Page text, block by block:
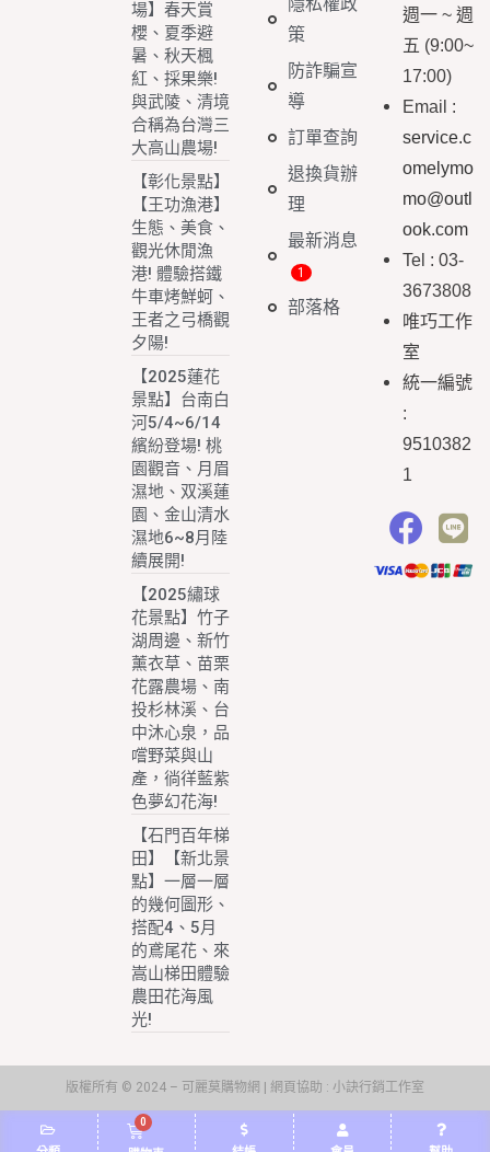
場】春天賞
櫻、夏季避
暑、秋天楓
紅、採果樂!
與武陵、清境
合稱為台灣三
大高山農場!
【彰化景點】
【王功漁港】
生態、美食、
觀光休閒漁
港! 體驗搭鐵
牛車烤鮮蚵、
王者之弓橋觀
夕陽!
【2025蓮花
景點】台南白
河5/4~6/14
繽紛登場! 桃
園觀音、月眉
濕地、双溪蓮
園、金山清水
濕地6~8月陸
續展開!
【2025繡球
花景點】竹子
湖周邊、新竹
薰衣草、苗栗
花露農場、南
投杉林溪、台
中沐心泉，品
嚐野菜與山
產，徜徉藍紫
色夢幻花海!
【石門百年梯
田】【新北景
點】一層一層
的幾何圖形、
搭配4、5月
的鳶尾花、來
嵩山梯田體驗
農田花海風
光!
策
防詐騙宣
導
訂單查詢
退換貨辦
理
最新消息
部落格
週一 ~ 週
五 (9:00~
17:00)
Email :
service.c
omelymo
mo@outl
ook.com
Tel : 03-
3673808
唯巧工作
室
統一編號
:
9510382
1
版權所有 © 2024 – 可麗莫購物網 | 網頁協助 : 小訣行銷工作室
0